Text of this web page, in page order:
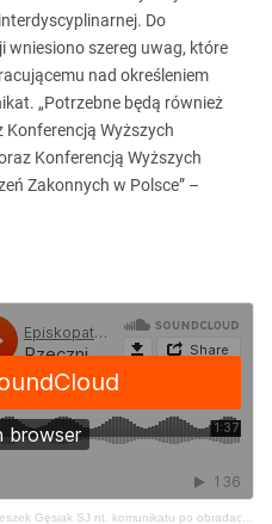
Do
wniesiono szereg uwag, które
nad określeniem
„Potrzebne będą również
Wyższych
Konferencją Wyższych
Zakonnych w Polsce” –
SJ nt. komunikatu po obradach 400. Zebrania Plenarnego KEP